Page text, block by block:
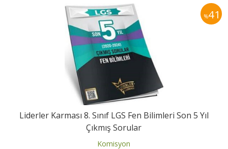
%41
Liderler Karması 8. Sınıf LGS Fen Bilimleri Son 5 Yıl
Çıkmış Sorular
Komisyon